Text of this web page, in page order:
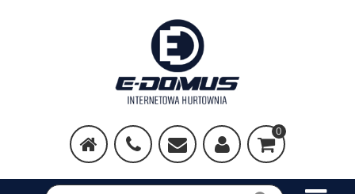
0
Szukaj w sklepie